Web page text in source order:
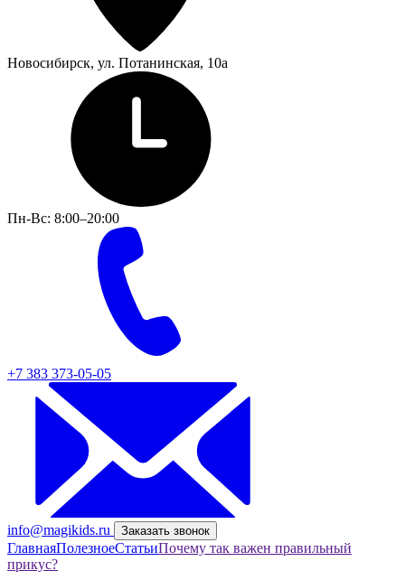
Новосибирск, ул. Потанинская, 10а
Пн-Вс: 8:00–20:00
+7 383 373-05-05
info@magikids.ru Заказать звонок
ГлавнаяПолезноеСтатьиПочему так важен правильный
прикус?